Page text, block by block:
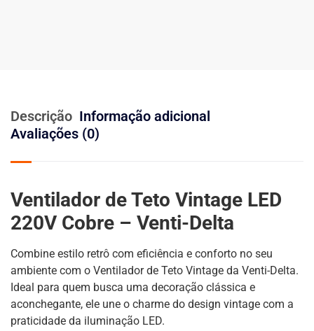
Descrição Informação adicional
Avaliações (0)
Ventilador de Teto Vintage LED
220V Cobre – Venti-Delta
Combine estilo retrô com eficiência e conforto no seu
ambiente com o Ventilador de Teto Vintage da Venti-Delta.
Ideal para quem busca uma decoração clássica e
aconchegante, ele une o charme do design vintage com a
praticidade da iluminação LED.